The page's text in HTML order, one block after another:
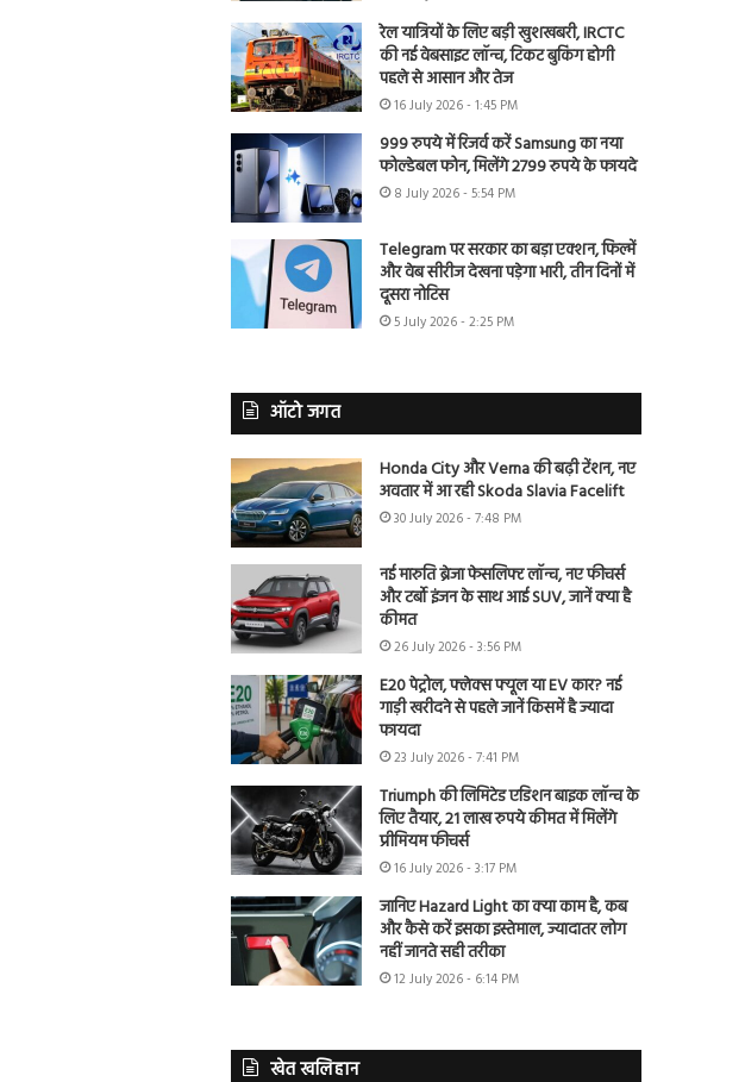
रेल यात्रियों के लिए बड़ी खुशखबरी, IRCTC
की नई वेबसाइट लॉन्च, टिकट बुकिंग होगी
पहले से आसान और तेज
16 July 2026 - 1:45 PM
999 रुपये में रिजर्व करें Samsung का नया
फोल्डेबल फोन, मिलेंगे 2799 रुपये के फायदे
8 July 2026 - 5:54 PM
Telegram पर सरकार का बड़ा एक्शन, फिल्में
और वेब सीरीज देखना पड़ेगा भारी, तीन दिनों में
दूसरा नोटिस
5 July 2026 - 2:25 PM
ऑटो जगत
Honda City और Verna की बढ़ी टेंशन, नए
अवतार में आ रही Skoda Slavia Facelift
30 July 2026 - 7:48 PM
नई मारुति ब्रेजा फेसलिफ्ट लॉन्च, नए फीचर्स
और टर्बो इंजन के साथ आई SUV, जानें क्या है
कीमत
26 July 2026 - 3:56 PM
E20 पेट्रोल, फ्लेक्स फ्यूल या EV कार? नई
गाड़ी खरीदने से पहले जानें किसमें है ज्यादा
फायदा
23 July 2026 - 7:41 PM
Triumph की लिमिटेड एडिशन बाइक लॉन्च के
लिए तैयार, 21 लाख रुपये कीमत में मिलेंगे
प्रीमियम फीचर्स
16 July 2026 - 3:17 PM
जानिए Hazard Light का क्या काम है, कब
और कैसे करें इसका इस्तेमाल, ज्यादातर लोग
नहीं जानते सही तरीका
12 July 2026 - 6:14 PM
खेत खलिहान